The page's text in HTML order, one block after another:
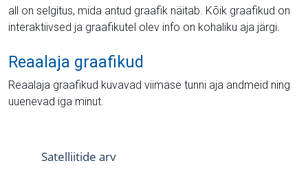
all on selgitus, mida antud graafik näitab. Kõik graafikud on
interaktiivsed ja graafikutel olev info on kohaliku aja järgi.
Reaalaja graafikud
Reaalaja graafikud kuvavad viimase tunni aja andmeid ning
uuenevad iga minut.